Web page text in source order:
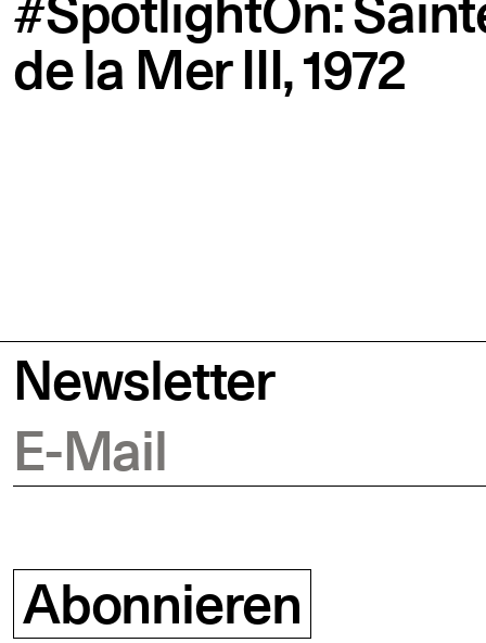
de la Mer III, 1972
Newsletter
E-Mail
Abonnieren